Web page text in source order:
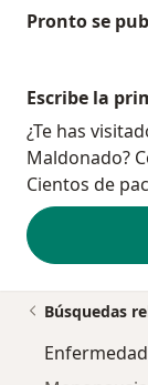
Pronto se
Escribe la
¿Te has
Maldonado?
Cientos de
Búsquedas